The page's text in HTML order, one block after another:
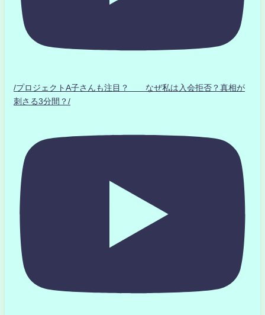
/プロジェクトA子さんも注目？ なぜ私は入会拒否？真相が
刺さる3分間？/